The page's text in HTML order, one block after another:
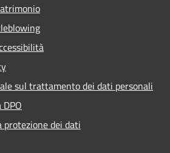
sul trattamento dei dati personali
protezione dei dati